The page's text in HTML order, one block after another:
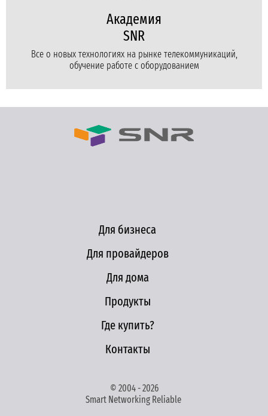
Академия
SNR
Все о новых технологиях на рынке телекоммуникаций,
обучение работе с оборудованием
Для бизнеса
Для провайдеров
Для дома
Продукты
Где купить?
Контакты
© 2004 - 2026
Smart Networking Reliable